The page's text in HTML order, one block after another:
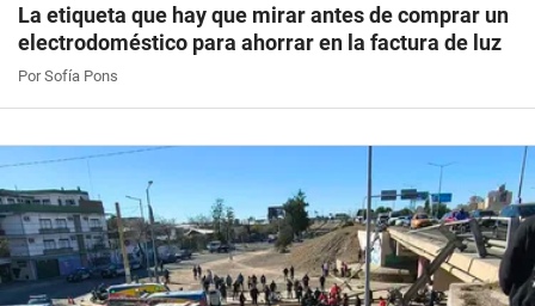
La etiqueta que hay que mirar antes de comprar un
electrodoméstico para ahorrar en la factura de luz
Por Sofía Pons